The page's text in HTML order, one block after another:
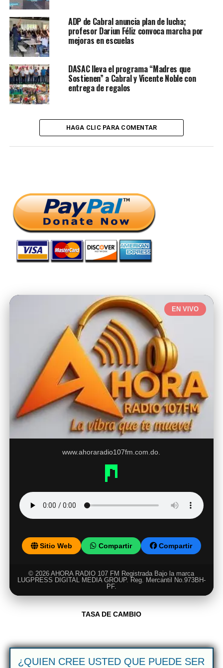
ADP de Cabral anuncia plan de lucha;
profesor Dariun Féliz convoca marcha por
mejoras en escuelas
DASAC lleva el programa “Madres que
Sostienen” a Cabral y Vicente Noble con
entrega de regalos
HAGA CLIC PARA COMENTAR
EN VIVO
www.ahoraradio107fm.com.do.
Sitio Web Compartir Compartir
© 2026 AHORA RADIO 107 FM Registrada Bajo la marca
LUGPRESS DIGITAL MEDIA GROUP. Reg. Mercantil No.973BH-
PF.
TASA DE CAMBIO
¿QUIEN CREE USTED QUE PUEDE SER